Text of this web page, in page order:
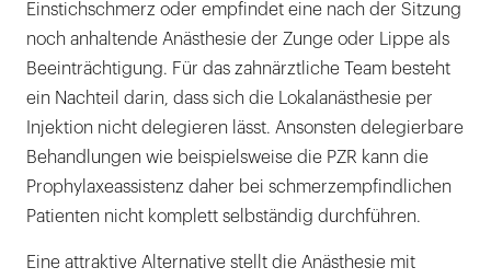
Einstichschmerz oder empfindet eine nach der Sitzung
noch anhaltende Anästhesie der Zunge oder Lippe als
Beeinträchtigung. Für das zahnärztliche Team besteht
ein Nachteil darin, dass sich die Lokalanästhesie per
Injektion nicht delegieren lässt. Ansonsten delegierbare
Behandlungen wie beispielsweise die PZR kann die
Prophylaxeassistenz daher bei schmerzempfindlichen
Patienten nicht komplett selbständig durchführen.
Eine attraktive Alternative stellt die Anästhesie mit